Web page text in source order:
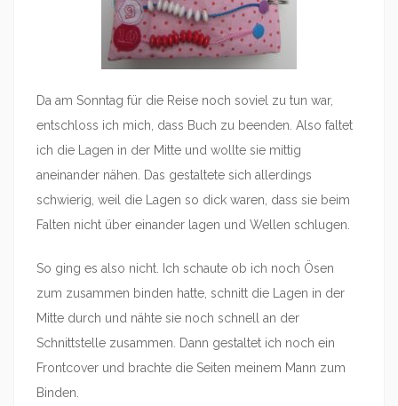
Da am Sonntag für die Reise noch soviel zu tun war,
entschloss ich mich, dass Buch zu beenden. Also faltet
ich die Lagen in der Mitte und wollte sie mittig
aneinander nähen. Das gestaltete sich allerdings
schwierig, weil die Lagen so dick waren, dass sie beim
Falten nicht über einander lagen und Wellen schlugen.
So ging es also nicht. Ich schaute ob ich noch Ösen
zum zusammen binden hatte, schnitt die Lagen in der
Mitte durch und nähte sie noch schnell an der
Schnittstelle zusammen. Dann gestaltet ich noch ein
Frontcover und brachte die Seiten meinem Mann zum
Binden.